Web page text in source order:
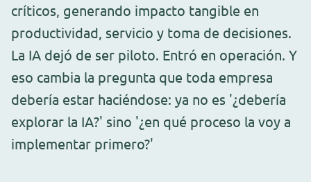
críticos, generando impacto tangible en
productividad, servicio y toma de decisiones.
La IA dejó de ser piloto. Entró en operación. Y
eso cambia la pregunta que toda empresa
debería estar haciéndose: ya no es '¿debería
explorar la IA?' sino '¿en qué proceso la voy a
implementar primero?'